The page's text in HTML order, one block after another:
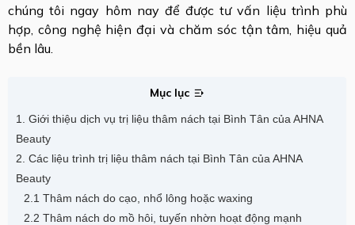
chúng tôi ngay hôm nay để được tư vấn liệu trình phù
hợp, công nghệ hiện đại và chăm sóc tận tâm, hiệu quả
bền lâu.
Mục lục
1. Giới thiệu dịch vụ trị liệu thâm nách tại Bình Tân của AHNA
Beauty
2. Các liệu trình trị liệu thâm nách tại Bình Tân của AHNA
Beauty
2.1 Thâm nách do cạo, nhổ lông hoặc waxing
2.2 Thâm nách do mồ hôi, tuyến nhờn hoạt động mạnh